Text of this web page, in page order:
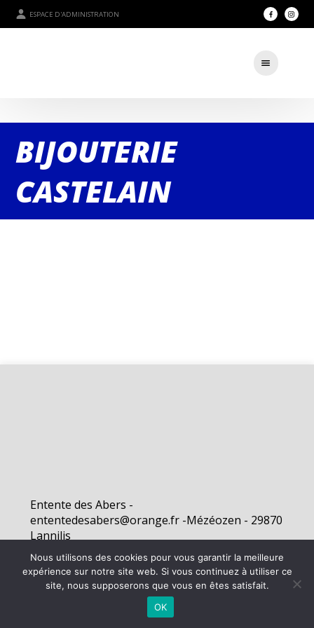
ESPACE D'ADMINISTRATION
BIJOUTERIE
CASTELAIN
Entente des Abers -
ententedesabers@orange.fr -Mézéozen - 29870
Lannilis
©2026 - Entente des Abers | Site internet réalisé par
MENTIONS LÉGALES
Nous utilisons des cookies pour vous garantir la meilleure
expérience sur notre site web. Si vous continuez à utiliser ce
site, nous supposerons que vous en êtes satisfait.
OK